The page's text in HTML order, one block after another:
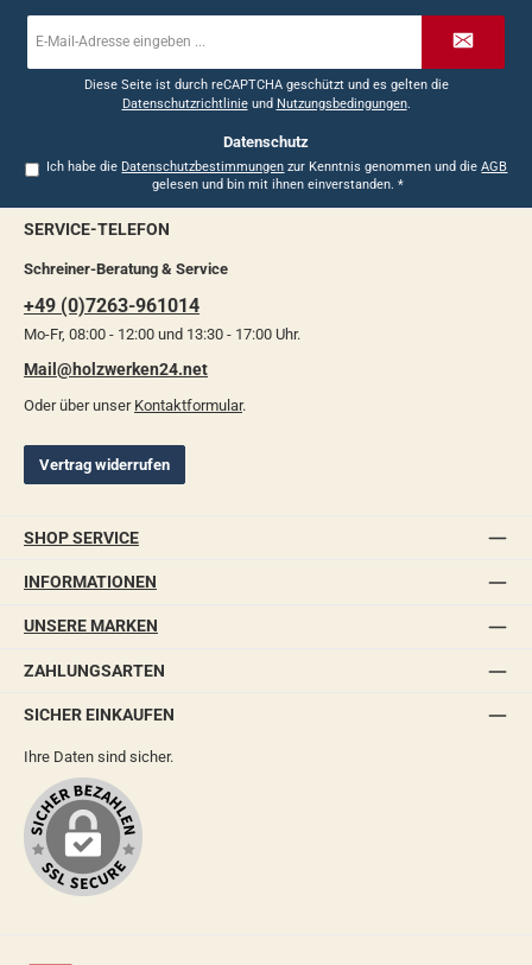
Mail-
Diese Seite ist durch reCAPTCHA geschützt und es gelten die
Datenschutzrichtlinieund Nutzungsbedingungen.
Datenschutz
Ich habe die Datenschutzbestimmungen zur Kenntnis genommen und dieAGB
gelesen und bin mit ihnen einverstanden. *
SERVICE-TELEFON
Schreiner-Beratung & Service
+49 (0)7263-961014
Mo-Fr, 08:00 - 12:00 und 13:30 - 17:00 Uhr.
Mail@holzwerken24.net
Oder über unser Kontaktformular.
Vertrag widerrufen
SHOP SERVICE
INFORMATIONEN
UNSERE MARKEN
ZAHLUNGSARTEN
SICHER EINKAUFEN
Ihre Daten sind sicher.